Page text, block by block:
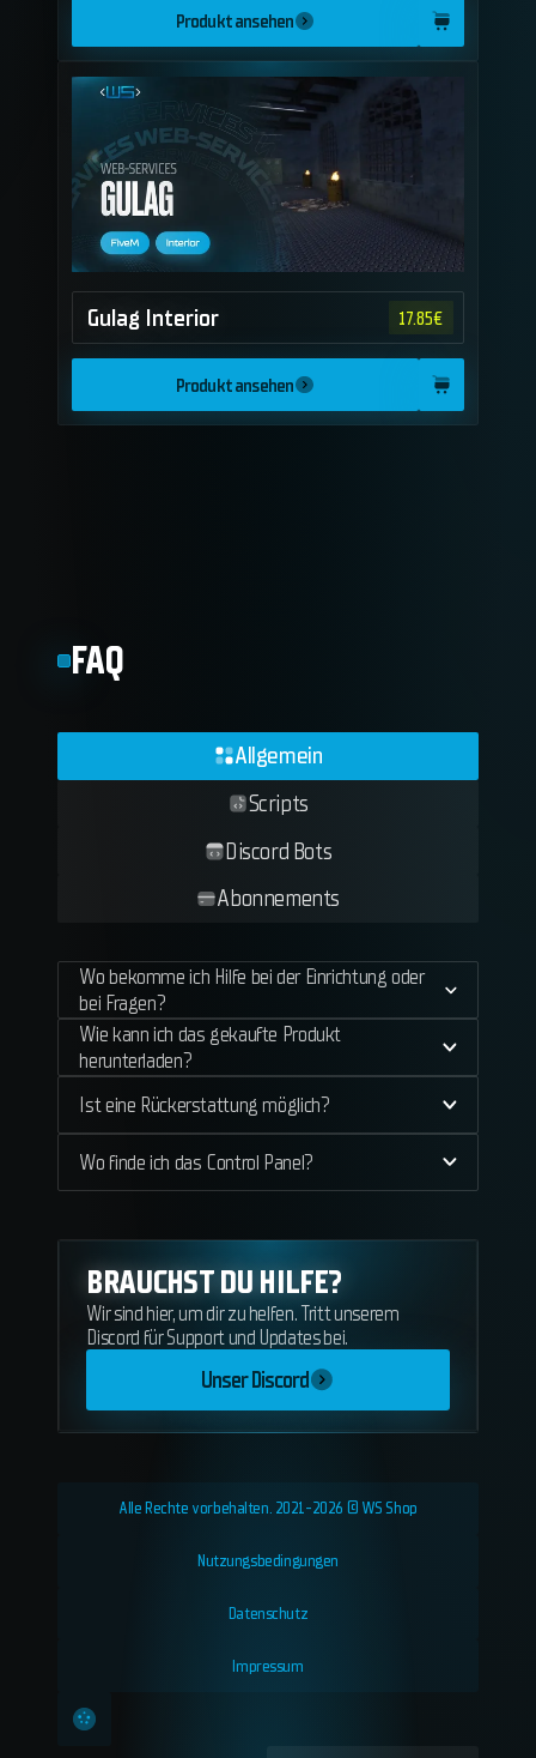
Produkt ansehen
Gulag Interior 17.85€
Produkt ansehen
FAQ
Allgemein
Scripts
Discord Bots
Abonnements
Wo bekomme ich Hilfe bei der Einrichtung oder
bei Fragen?
Wie kann ich das gekaufte Produkt
herunterladen?
Ist eine Rückerstattung möglich?
Wo finde ich das Control Panel?
BRAUCHST DU HILFE?
Wir sind hier, um dir zu helfen. Tritt unserem
Discord für Support und Updates bei.
Unser Discord
Alle Rechte vorbehalten. 2021-2026 © WS Shop
Nutzungsbedingungen
Datenschutz
Impressum